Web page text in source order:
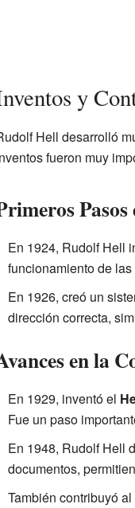
y
Hell desarrolló
fueron muy
En 1924, Rudolf Hell
funcionamiento de
En 1926, creó un
dirección correcta,
en la
En 1929, inventó el
Fue un paso
En 1948, Rudolf Hell
documentos,
También contribuyó